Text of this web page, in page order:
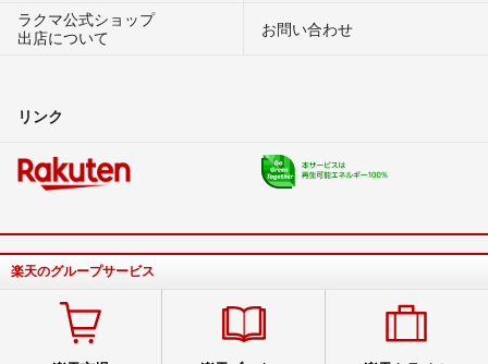
ラクマ公式ショップ
出店について
お問い合わせ
リンク
楽天のグループサービス